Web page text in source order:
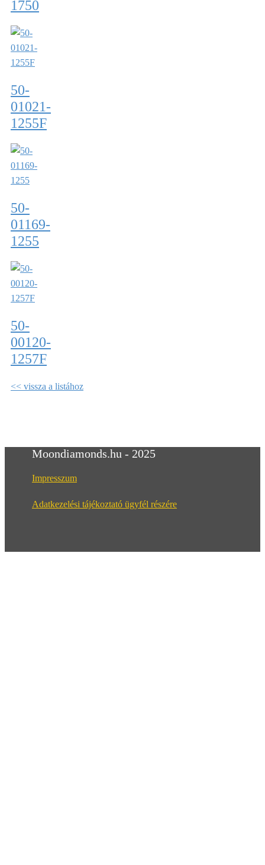
1750
50-
01021-
1255F
50-
01169-
1255
50-
00120-
1257F
<< vissza a listához
Moondiamonds.hu - 2025
Impresszum
Adatkezelési tájékoztató ügyfél részére